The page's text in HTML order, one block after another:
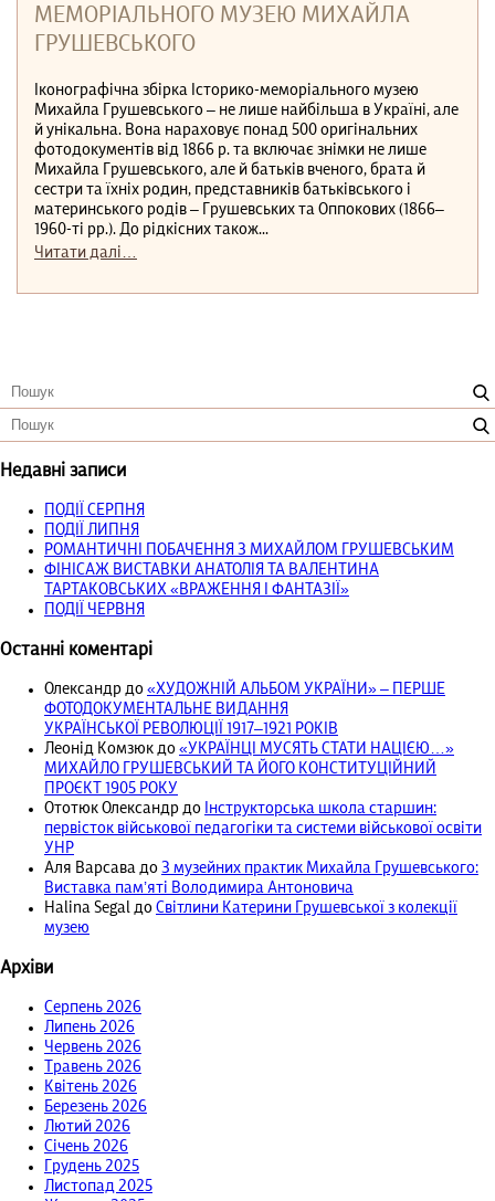
МЕМОРІАЛЬНОГО МУЗЕЮ МИХАЙЛА
ГРУШЕВСЬКОГО
Іконографічна збірка Історико-меморіального музею
Михайла Грушевського ‒ не лише найбільша в Україні, але
й унікальна. Вона нараховує понад 500 оригінальних
фотодокументів від 1866 р. та включає знімки не лише
Михайла Грушевського, але й батьків вченого, брата й
сестри та їхніх родин, представників батьківського і
материнського родів ‒ Грушевських та Оппокових (1866–
1960-ті рр.). До рідкісних також...
Читати далі…
Недавні записи
ПОДІЇ СЕРПНЯ
ПОДІЇ ЛИПНЯ
РОМАНТИЧНІ ПОБАЧЕННЯ З МИХАЙЛОМ ГРУШЕВСЬКИМ
ФІНІСАЖ ВИСТАВКИ АНАТОЛІЯ ТА ВАЛЕНТИНА
ТАРТАКОВСЬКИХ «ВРАЖЕННЯ І ФАНТАЗІЇ»
ПОДІЇ ЧЕРВНЯ
Останні коментарі
Олександр до «ХУДОЖНІЙ АЛЬБОМ УКРАЇНИ» – ПЕРШЕ
ФОТОДОКУМЕНТАЛЬНЕ ВИДАННЯ
УКРАЇНСЬКОЇ РЕВОЛЮЦІЇ 1917‒1921 РОКІВ
Леонід Комзюк до «УКРАЇНЦІ МУСЯТЬ СТАТИ НАЦІЄЮ…»
МИХАЙЛО ГРУШЕВСЬКИЙ ТА ЙОГО КОНСТИТУЦІЙНИЙ
ПРОЄКТ 1905 РОКУ
Ототюк Олександр до Інструкторська школа старшин:
первісток військової педагогіки та системи військової освіти
УНР
Аля Варсава до З музейних практик Михайла Грушевського:
Виставка пам’яті Володимира Антоновича
Halina Segal до Світлини Катерини Грушевської з колекції
музею
Архіви
Серпень 2026
Липень 2026
Червень 2026
Травень 2026
Квітень 2026
Березень 2026
Лютий 2026
Січень 2026
Грудень 2025
Листопад 2025